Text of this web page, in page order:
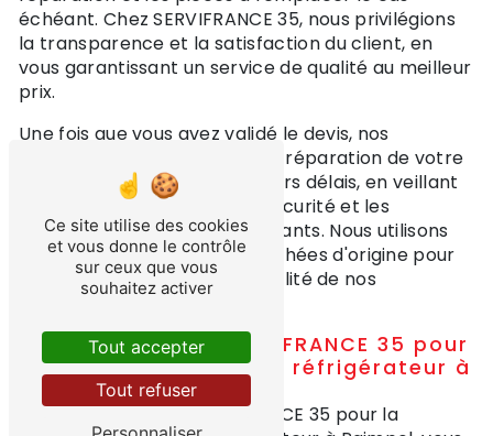
échéant. Chez SERVIFRANCE 35, nous privilégions
la transparence et la satisfaction du client, en
vous garantissant un service de qualité au meilleur
prix.
Une fois que vous avez validé le devis, nos
techniciens procéderont à la réparation de votre
réfrigérateur dans les meilleurs délais, en veillant
à respecter les normes de sécurité et les
recommandations des fabricants. Nous utilisons
uniquement des pièces détachées d'origine pour
assurer la durabilité et la fiabilité de nos
interventions.
Pourquoi choisir SERVIFRANCE 35 pour
la réparation de votre réfrigérateur à
Paimpol ?
En faisant appel à SERVIFRANCE 35 pour la
Ce site utilise des cookies
et vous donne le contrôle
sur ceux que vous
souhaitez activer
Tout accepter
Tout refuser